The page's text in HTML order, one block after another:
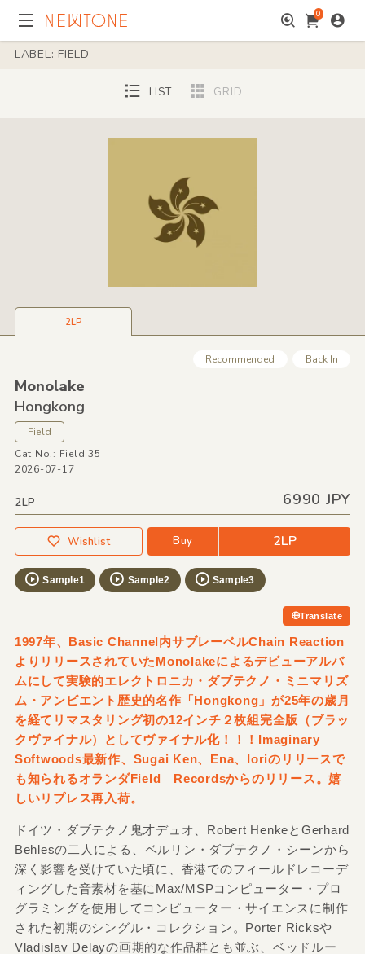
0
LABEL: FIELD
LIST GRID
2LP
Recommended Back In
Monolake
Hongkong
Field
Cat No.: Field 35
2026-07-17
2LP 6990 JPY
Wishlist Buy 2LP
Sample1 Sample2 Sample3
Translate
1997年、Basic Channel内サブレーベルChain Reaction
よりリリースされていたMonolakeによるデビューアルバ
ムにして実験的エレクトロニカ・ダブテクノ・ミニマリズ
ム・アンビエント歴史的名作「Hongkong」が25年の歳月
を経てリマスタリング初の12インチ２枚組完全版（ブラッ
クヴァイナル）としてヴァイナル化！！！Imaginary
Softwoods最新作、Sugai Ken、Ena、Ioriのリリースで
も知られるオランダField Recordsからのリリース。嬉
しいリプレス再入荷。
ドイツ・ダブテクノ鬼才デュオ、Robert HenkeとGerhard
Behlesの二人による、ベルリン・ダブテクノ・シーンから
深く影響を受けていた頃に、香港でのフィールドレコーデ
ィングした音素材を基にMax/MSPコンピューター・プロ
グラミングを使用してコンピューター・サイエンスに制作
された初期のシングル・コレクション。Porter Ricksや
Vladislav Delayの画期的な作品群とも並ぶ、ベッドルー